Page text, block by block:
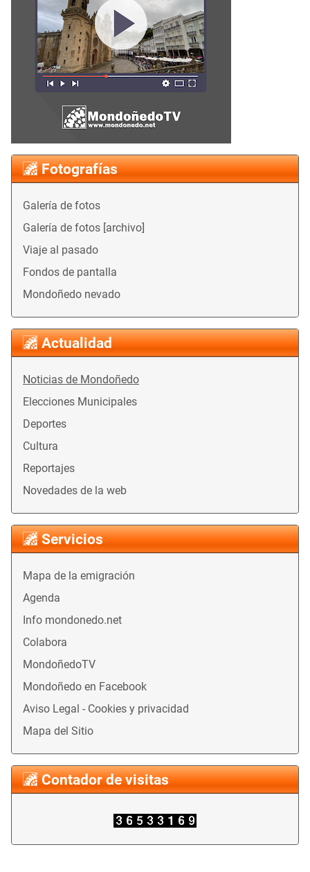
Fotografías
Galería de fotos
Galería de fotos [archivo]
Viaje al pasado
Fondos de pantalla
Mondoñedo nevado
Actualidad
Noticias de Mondoñedo
Elecciones Municipales
Deportes
Cultura
Reportajes
Novedades de la web
Servicios
Mapa de la emigración
Agenda
Info mondonedo.net
Colabora
MondoñedoTV
Mondoñedo en Facebook
Aviso Legal - Cookies y privacidad
Mapa del Sitio
Contador de visitas